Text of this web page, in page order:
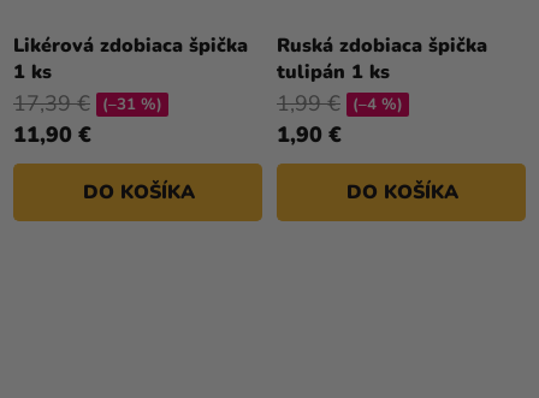
Likérová zdobiaca špička
1 ks
11,90 €
17,39 € (–31 %)
DO KOŠÍKA
Ruská zdobiaca špička
tulipán 1 ks
1,90 €
1,99 € (–4 %)
DO KOŠÍKA